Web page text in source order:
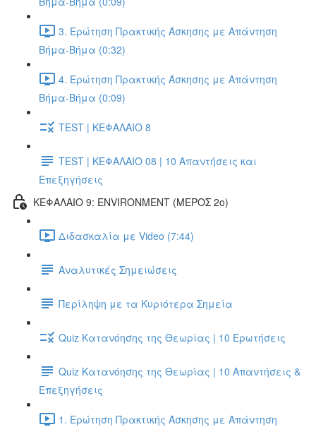
3. Ερώτηση Πρακτικής Άσκησης με Απάντηση
Βήμα-Βήμα (0:32)
4. Ερώτηση Πρακτικής Άσκησης με Απάντηση
Βήμα-Βήμα (0:09)
TEST | ΚΕΦΑΛΑΙΟ 8
TEST | ΚΕΦΑΛΑΙΟ 08 | 10 Απαντήσεις και
Επεξηγήσεις
ΚΕΦΑΛΑΙΟ 9: ENVIRONMENT (ΜΕΡΟΣ 2o)
Διδασκαλία με Video (7:44)
Αναλυτικές Σημειώσεις
Περίληψη με τα Κυριότερα Σημεία
Quiz Κατανόησης της Θεωρίας | 10 Ερωτήσεις
Quiz Κατανόησης της Θεωρίας | 10 Απαντήσεις &
Επεξηγήσεις
1. Ερώτηση Πρακτικής Άσκησης με Απάντηση